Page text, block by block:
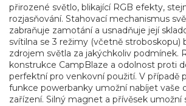
přirozené světlo, blikající RGB efekty,
rozjasňování. Stahovací mechanismus
zabraňuje zamotání a usnadňuje její
svítilna se 3 režimy (včetně stroboskopu)
zdrojem světla za jakýchkoliv podmínek.
konstrukce CampBlaze a odolnost proti
perfektní pro venkovní použití. V případě
funkce powerbanky umožní nabíjet vaše
zařízení. Silný magnet a přívěsek umožní